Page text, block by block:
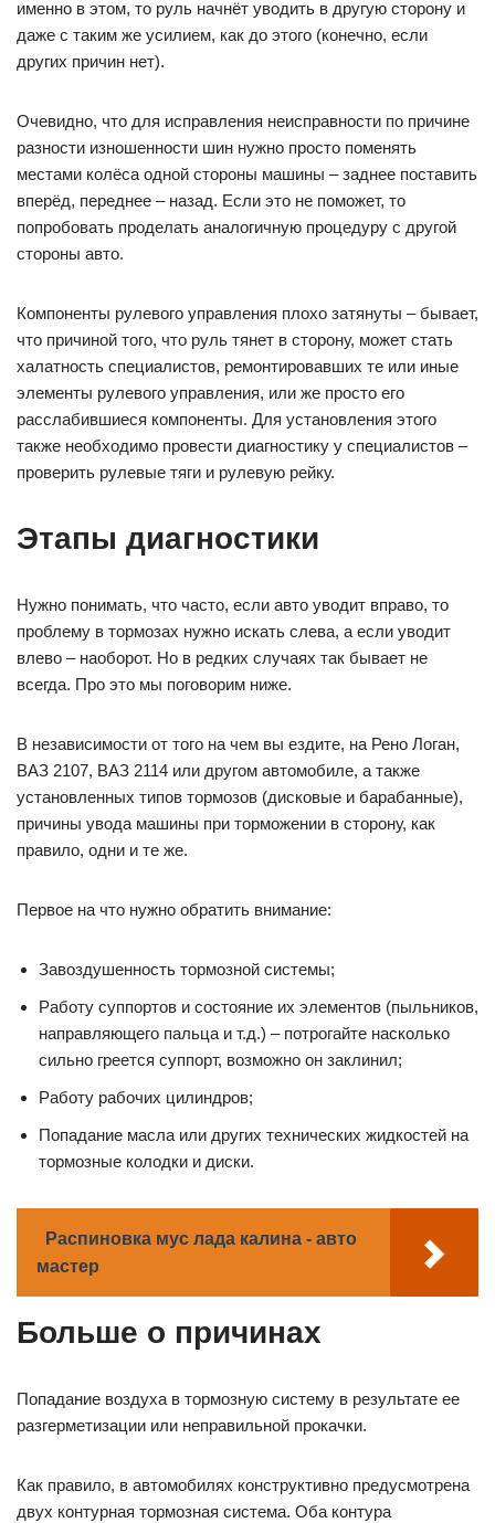
именно в этом, то руль начнёт уводить в другую сторону и
даже с таким же усилием, как до этого (конечно, если
других причин нет).
Очевидно, что для исправления неисправности по причине
разности изношенности шин нужно просто поменять
местами колёса одной стороны машины – заднее поставить
вперёд, переднее – назад. Если это не поможет, то
попробовать проделать аналогичную процедуру с другой
стороны авто.
Компоненты рулевого управления плохо затянуты – бывает,
что причиной того, что руль тянет в сторону, может стать
халатность специалистов, ремонтировавших те или иные
элементы рулевого управления, или же просто его
расслабившиеся компоненты. Для установления этого
также необходимо провести диагностику у специалистов –
проверить рулевые тяги и рулевую рейку.
Этапы диагностики
Нужно понимать, что часто, если авто уводит вправо, то
проблему в тормозах нужно искать слева, а если уводит
влево – наоборот. Но в редких случаях так бывает не
всегда. Про это мы поговорим ниже.
В независимости от того на чем вы ездите, на Рено Логан,
ВАЗ 2107, ВАЗ 2114 или другом автомобиле, а также
установленных типов тормозов (дисковые и барабанные),
причины увода машины при торможении в сторону, как
правило, одни и те же.
Первое на что нужно обратить внимание:
Завоздушенность тормозной системы;
Работу суппортов и состояние их элементов (пыльников,
направляющего пальца и т.д.) – потрогайте насколько
сильно греется суппорт, возможно он заклинил;
Работу рабочих цилиндров;
Попадание масла или других технических жидкостей на
тормозные колодки и диски.
Распиновка мус лада калина - авто
мастер
Больше о причинах
Попадание воздуха в тормозную систему в результате ее
разгерметизации или неправильной прокачки.
Как правило, в автомобилях конструктивно предусмотрена
двух контурная тормозная система. Оба контура